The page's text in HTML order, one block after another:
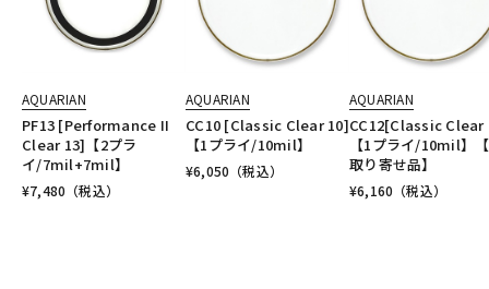
AQUARIAN
PF13 [Performance II
Clear 13]【2プラ
イ/7mil+7mil】
¥7,480 （税込）
AQUARIAN
CC10 [Classic Clear 10]
【1プライ/10mil】
¥6,050 （税込）
AQUARIAN
CC12[Classic Clear
【1プライ/10mil】
取り寄せ品】
¥6,160 （税込）